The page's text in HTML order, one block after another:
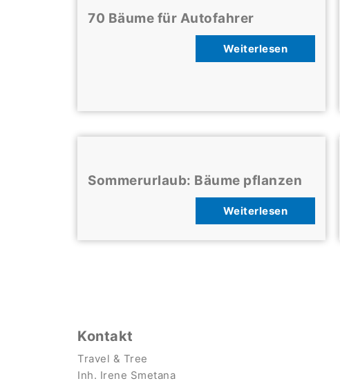
70 Bäume für Autofahrer
Weiterlesen
Sommerurlaub: Bäume pflanzen
Weiterlesen
Kontakt
Travel & Tree
Inh. Irene Smetana